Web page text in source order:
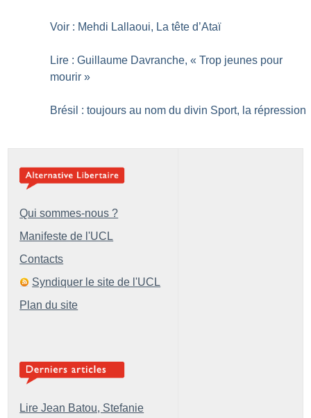
Voir : Mehdi Lallaoui, La tête d’Ataï
Lire : Guillaume Davranche, « Trop jeunes pour
mourir »
Brésil : toujours au nom du divin Sport, la répression
Qui sommes-nous ?
Manifeste de l'UCL
Contacts
Syndiquer le site de l'UCL
Plan du site
Lire Jean Batou, Stefanie